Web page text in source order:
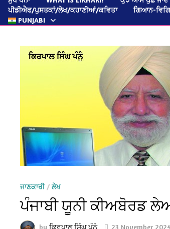
ਪੀਡੀਐਫ/ਪੁਸਤਕਾਂ/ਲੇਖ/ਕਹਾਣੀਆਂ/ਕਵਿਤਾ
ਗਿਆਨ-
PUNJABI
ਜਾਣਕਾਰੀ/ਲੇਖ
ਪੰਜਾਬੀ ਯੂਨੀ ਕੀਅਬੋਰਡ
byਕਿਰਪਾਲ ਸਿੰਘ ਪੰਨੂੰ 23 November